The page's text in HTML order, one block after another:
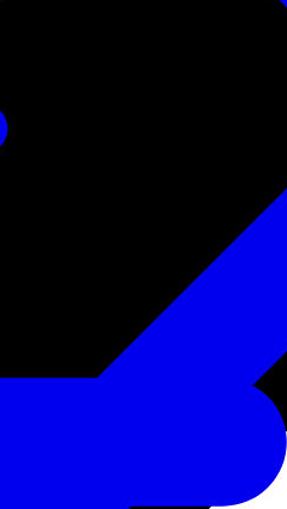
化したサービス